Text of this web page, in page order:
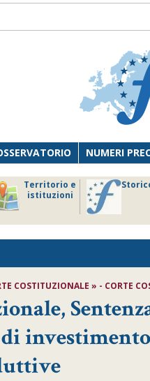
NUMERI
Territorio e
istituzioni
COSTITUZIONALE » - CORTE